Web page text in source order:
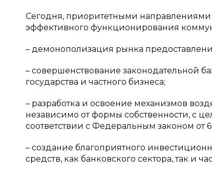
Сегодня, приоритетными
эффективного функционирования
– демонополизация рынка
– совершенствование законодательной
государства и частного бизнеса;
– разработка и освоение механизмов
независимо от формы собственности, с
соответствии с Федеральным законом от
– создание благоприятного
средств, как банковского сектора, так и